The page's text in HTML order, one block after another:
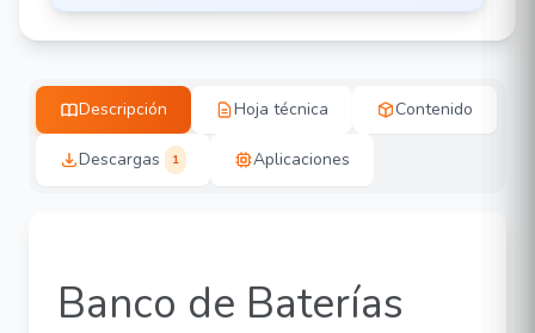
Descripción Hoja técnica Contenido
Descargas 1 Aplicaciones
Banco de Baterías